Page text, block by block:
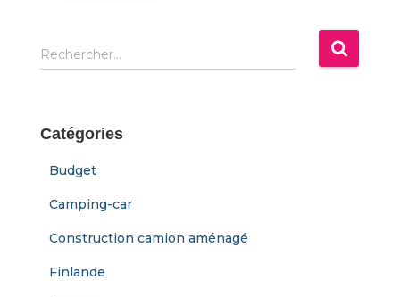
-
l
R
e
r
Rechercher…
Catégories
Budget
Camping-car
Construction camion aménagé
Finlande